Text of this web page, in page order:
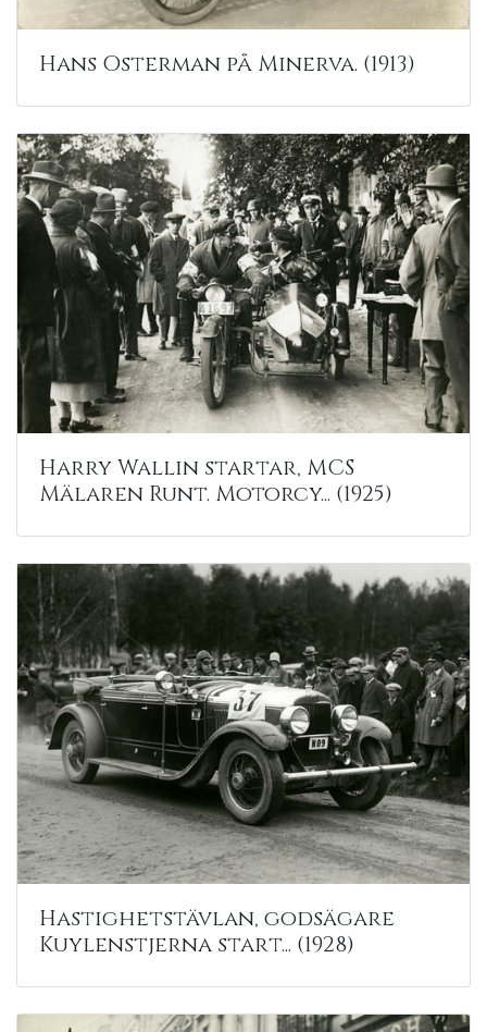
Hans Osterman på Minerva. (1913)
Harry Wallin startar, MCS
Mälaren Runt. Motorcy... (1925)
Hastighetstävlan, godsägare
Kuylenstjerna start... (1928)